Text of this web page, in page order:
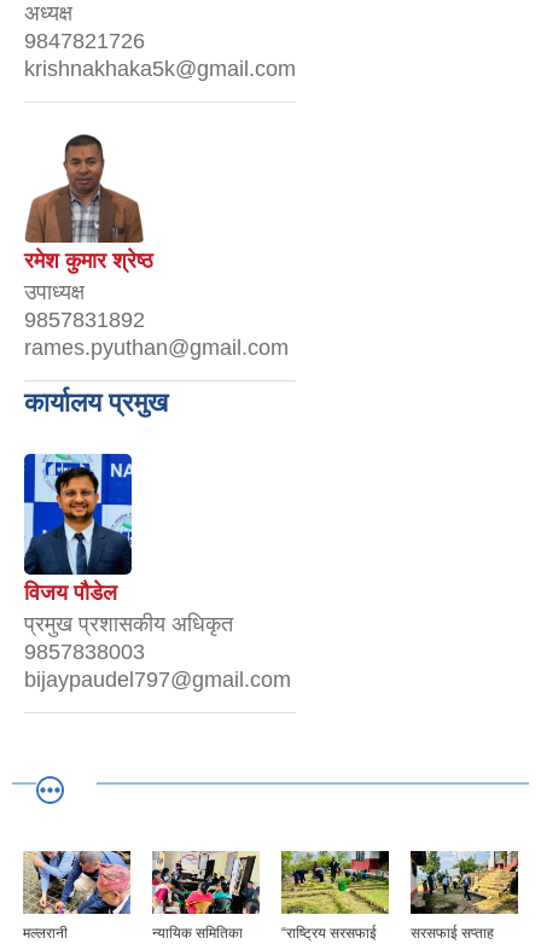
अध्यक्ष
9847821726
krishnakhaka5k@gmail.com
रमेश कुमार श्रेष्ठ
उपाध्यक्ष
9857831892
rames.pyuthan@gmail.com
कार्यालय प्रमुख
विजय पौडेल
प्रमुख प्रशासकीय अधिकृत
9857838003
bijaypaudel797@gmail.com
मल्लरानी न्यायिक समितिका “राष्ट्रिय सरसफाई सरसफाई सप्ताह